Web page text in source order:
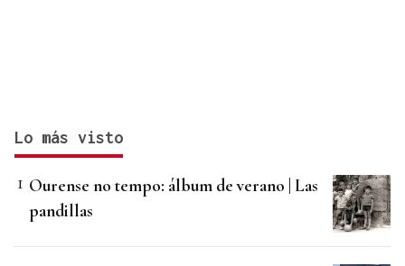
Lo más visto
Ourense no tempo: álbum de verano | Las
pandillas